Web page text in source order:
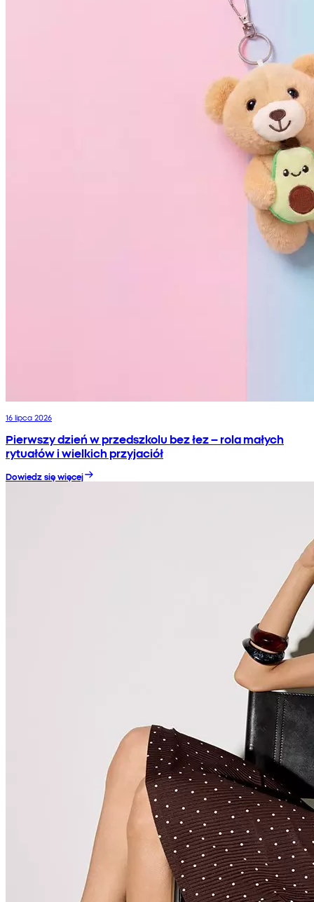
16 lipca 2026
Pierwszy dzień w przedszkolu bez łez – rola małych
rytuałów i wielkich przyjaciół
Dowiedz się więcej